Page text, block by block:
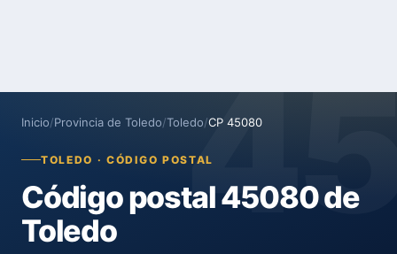
Inicio/Provincia de Toledo/Toledo/CP 45080
TOLEDO · CÓDIGO POSTAL
Código postal 45080 de
Toledo